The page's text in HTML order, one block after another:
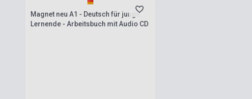
Magnet neu A1 - Deutsch für junge
Lernende - Arbeitsbuch mit Audio CD